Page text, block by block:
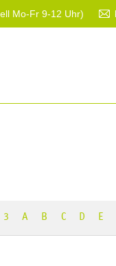
Mo-Fr 9-12 Uhr)
3 A B C D E